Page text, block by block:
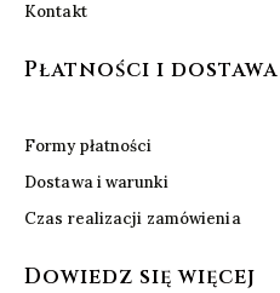
Kontakt
Płatności i dostawa
Formy płatności
Dostawa i warunki
Czas realizacji zamówienia
Dowiedz się więcej